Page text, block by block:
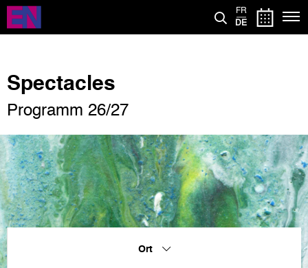
Direkt
zum
Inhalt
FR
DE
Spectacles
Programm 26/27
Ort